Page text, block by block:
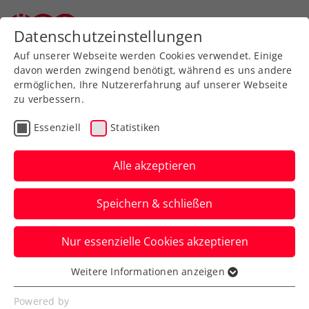
Zurück zur Newsübersicht
Verbands-Info
Weiterer Meilenstein: ÖTV
launcht eigene App
Seit dem 22. März 2024 ist die neue
Anwendung bei Google Play und im App
Store gratis downzuloaden.
Verfasst von: Manuel Wachta, 22.03.2024
Datenschutzeinstellungen
Auf unserer Webseite werden Cookies verwendet. Einige
davon werden zwingend benötigt, während es uns andere
ermöglichen, Ihre Nutzererfahrung auf unserer Webseite
zu verbessern.
Essenziell Statistiken
Alle akzeptieren
Speichern & schließen
Nur essenzielle Cookies akzeptieren
Essenziell
Essenzielle Cookies werden für grundlegende
Weitere Informationen anzeigen
Powered by